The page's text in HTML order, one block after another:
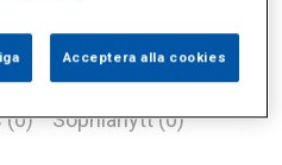
(1) Specialister (0)
(0) Sophianytt (0)
Acceptera alla cookies